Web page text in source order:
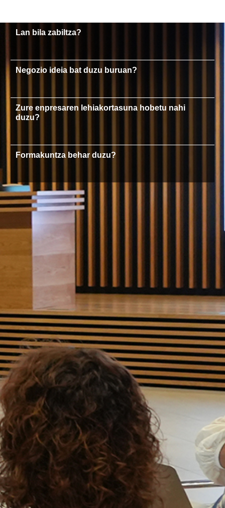
Lan bila zabiltza?
Negozio ideia bat duzu buruan?
Zure enpresaren lehiakortasuna hobetu nahi
duzu?
Formakuntza behar duzu?